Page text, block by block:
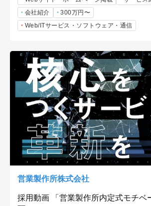
会社紹介
300万円〜
Web/ITサービス・ソフトウェア・通信
営業製作所株式会社
採用動画 「営業製作所内定式モチベ